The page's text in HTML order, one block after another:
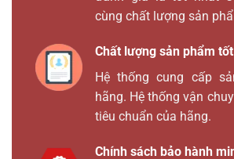
cùng chất lượng sản
Chất lượng sản phẩm tốt
Hệ thống cung cấp
hãng. Hệ thống vận
tiêu chuẩn của hãng.
Chính sách bảo hành